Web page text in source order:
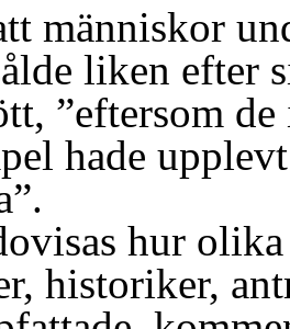
människor
liken efter
”eftersom
hade
hur
historiker,